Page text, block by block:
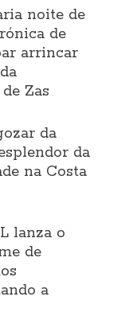
noite de
de
arrincar
Zas
da
da
na Costa
lanza o
de
a